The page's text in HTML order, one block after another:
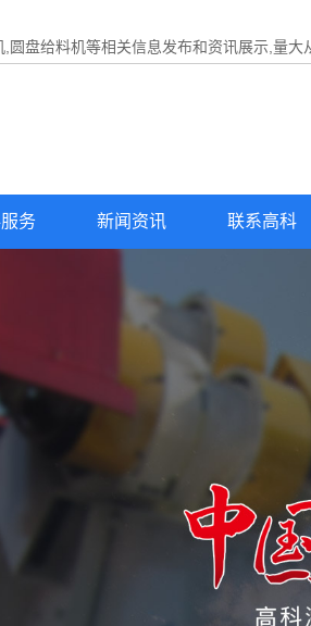
,圆盘给料机等相关信息发布和资讯展示,量大
务 新闻资讯 联系高科